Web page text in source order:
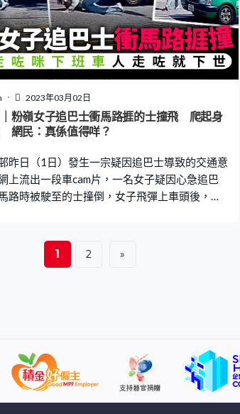
得在雙白線掉頭。不過，近日有網民以「直擊
人自己到底發生了什麼事」為題，上載一段影
頻道「車CAM特警」。片中可見，一輛白色
灣杏花邨公共運輸交匯處一帶，公然橫越越過
頭駛向右方相反方向的行車線。 其後一輛的士
，涉事女司機見狀，即向的士揮手示意，的士
下等候，兩車未有發生碰撞。有途人拍下違規
，女司機發現其拍攝行為後大感不滿，並將車
2023年03月02日
粉嶺女子追巴士衝馬路捱的士撞飛 爬起身
網民：真係值得咩？
昨日（1日）發生一宗疑因追巴士導致的交通意
上流出一段車cam片，一名女子疑因心急追巴
路時被駛至的士撞倒，女子飛彈上車頭後，再
並指「趕還趕吖，命仔緊要呀。」 更多熱門文
令3.1起全面取消、停免費檢測、減自費PCR地
時28分，地點位於粉嶺華心邨，一名穿著牛仔
的女子，突然從邨口跑出，直奔向對面馬路的
一邊揮手，估計正在追截巴士。當時有一輛專
近，小巴司機看到女子狂奔，及時煞停。惟女
1 2 »